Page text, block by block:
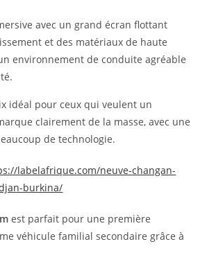
avec un grand écran flottant
et des matériaux de haute
environnement de conduite agréable
idéal pour ceux qui veulent un
clairement de la masse, avec une
de technologie.
labelafrique.com/neuve-changan-
burkina/
est parfait pour une première
véhicule familial secondaire grâce à